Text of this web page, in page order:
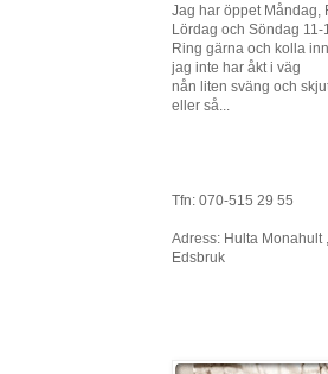
Jag har öppet Måndag,
Lördag och Söndag 11-
Ring gärna och kolla
jag inte har åkt i väg
nån liten sväng och
eller så...
Tfn: 070-515 29 55
Adress: Hulta Monahult
Edsbruk